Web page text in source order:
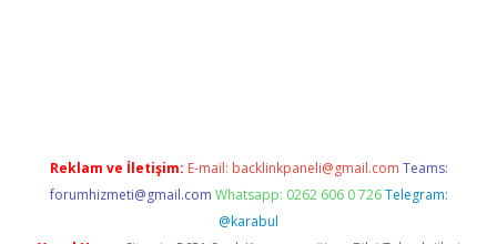
Reklam ve İletişim: E-mail: backlinkpaneli@gmail.com Teams:
forumhizmeti@gmail.com Whatsapp: 0262 606 0 726 Telegram:
@karabul